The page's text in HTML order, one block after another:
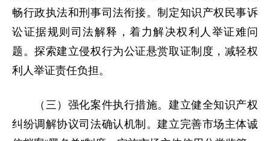
畅行政执法和刑事司法衔接。制定知识产权民事诉
讼证据规则司法解释，着力解决权利人举证难问
题。探索建立侵权行为公证悬赏取证制度，减轻权
利人举证责任负担。
（三）强化案件执行措施。建立健全知识产权
纠纷调解协议司法确认机制。建立完善市场主体诚